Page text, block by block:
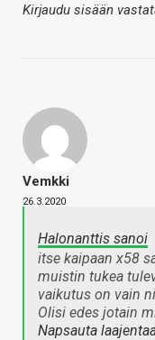
Kirjaudu sisään
Vemkki
26.3.2020
Halonanttis sanoi
itse kaipaan x58
muistin tukea
vaikutus on vain
Olisi edes jotain
Napsauta